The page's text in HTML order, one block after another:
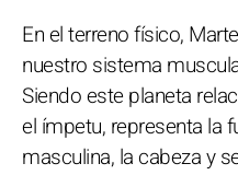
En el terreno físico,
nuestro sistema
Siendo este planeta
el ímpetu, representa la
masculina, la cabeza y